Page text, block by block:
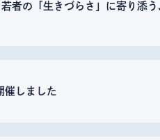
者の「生きづらさ」に寄り添
催しました